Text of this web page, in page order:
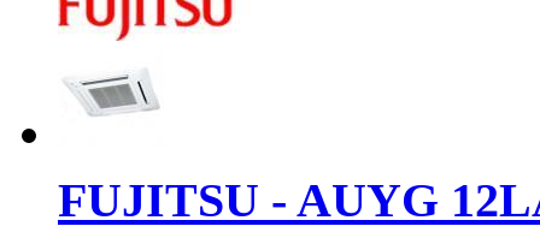
FUJITSU - AUYG